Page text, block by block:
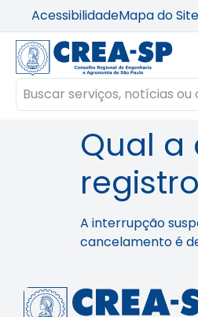
AcessibilidadeMapa do Site
Qual
A interrupção
cancelamento é